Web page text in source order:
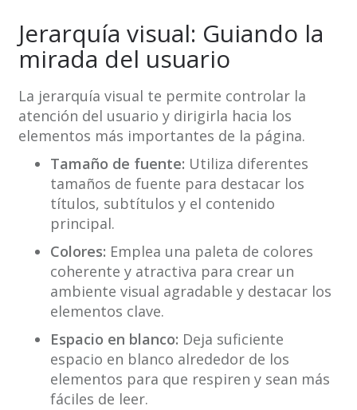
Jerarquía visual: Guiando la
mirada del usuario
La jerarquía visual te permite controlar la
atención del usuario y dirigirla hacia los
elementos más importantes de la página.
Tamaño de fuente: Utiliza diferentes
tamaños de fuente para destacar los
títulos, subtítulos y el contenido
principal.
Colores: Emplea una paleta de colores
coherente y atractiva para crear un
ambiente visual agradable y destacar los
elementos clave.
Espacio en blanco: Deja suficiente
espacio en blanco alrededor de los
elementos para que respiren y sean más
fáciles de leer.